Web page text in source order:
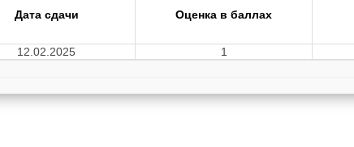
Дата сдачи Оценка в баллах
12.02.2025
1